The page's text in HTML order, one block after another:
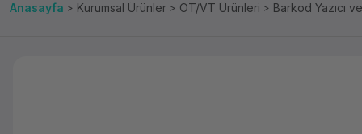
Anasayfa Kurumsal Ürünler OT/VT Ürünleri Barkod Yazıcı